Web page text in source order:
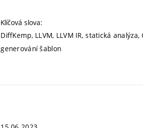
Klíčová slova:
DiffKemp, LLVM, LLVM IR, statická
generování šablon